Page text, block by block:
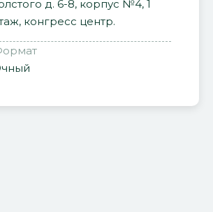
д. 6-8, корпус №4, 1
конгресс центр.